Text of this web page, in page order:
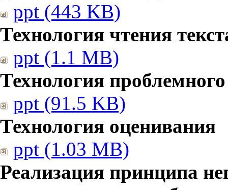
ppt (443 KB)
Технология чтения
ppt (1.1 MB)
Технология
ppt (91.5 KB)
Технология оценивания
ppt (1.03 MB)
Реализация принципа